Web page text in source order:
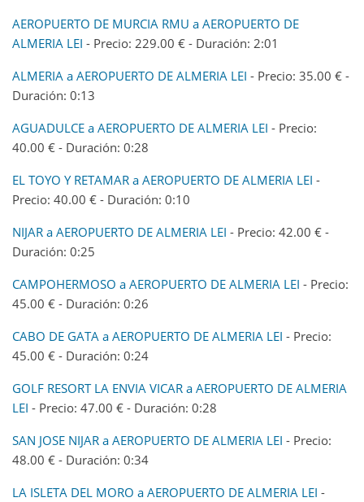
AEROPUERTO DE MURCIA RMU a AEROPUERTO DE
ALMERIA LEI - Precio: 229.00 € - Duración: 2:01
ALMERIA a AEROPUERTO DE ALMERIA LEI - Precio: 35.00 € -
Duración: 0:13
AGUADULCE a AEROPUERTO DE ALMERIA LEI - Precio:
40.00 € - Duración: 0:28
EL TOYO Y RETAMAR a AEROPUERTO DE ALMERIA LEI -
Precio: 40.00 € - Duración: 0:10
NIJAR a AEROPUERTO DE ALMERIA LEI - Precio: 42.00 € -
Duración: 0:25
CAMPOHERMOSO a AEROPUERTO DE ALMERIA LEI - Precio:
45.00 € - Duración: 0:26
CABO DE GATA a AEROPUERTO DE ALMERIA LEI - Precio:
45.00 € - Duración: 0:24
GOLF RESORT LA ENVIA VICAR a AEROPUERTO DE ALMERIA
LEI - Precio: 47.00 € - Duración: 0:28
SAN JOSE NIJAR a AEROPUERTO DE ALMERIA LEI - Precio:
48.00 € - Duración: 0:34
LA ISLETA DEL MORO a AEROPUERTO DE ALMERIA LEI -